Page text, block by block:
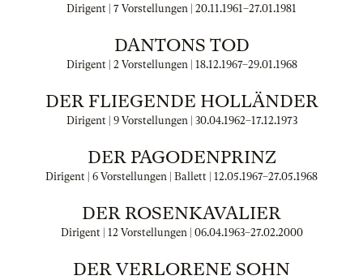
Dirigent | 7 Vorstellungen | 20.11.1961–27.01.1981
DANTONS TOD
Dirigent | 2 Vorstellungen | 18.12.1967–29.01.1968
DER FLIEGENDE HOLLÄNDER
Dirigent | 9 Vorstellungen | 30.04.1962–17.12.1973
DER PAGODENPRINZ
Dirigent | 6 Vorstellungen | Ballett | 12.05.1967–27.05.1968
DER ROSENKAVALIER
Dirigent | 12 Vorstellungen | 06.04.1963–27.02.2000
DER VERLORENE SOHN